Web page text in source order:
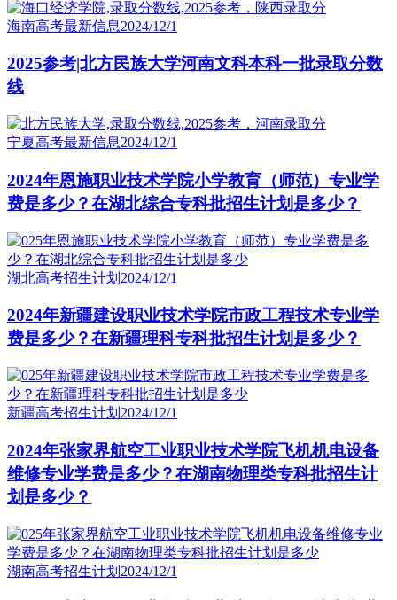
海南高考最新信息2024/12/1
2025参考|北方民族大学河南文科本科一批录取分数
线
宁夏高考最新信息2024/12/1
2024年恩施职业技术学院小学教育（师范）专业学
费是多少？在湖北综合专科批招生计划是多少？
湖北高考招生计划 2024/12/1
2024年新疆建设职业技术学院市政工程技术专业学
费是多少？在新疆理科专科批招生计划是多少？
新疆高考招生计划 2024/12/1
2024年张家界航空工业职业技术学院飞机机电设备
维修专业学费是多少？在湖南物理类专科批招生计
划是多少？
湖南高考招生计划 2024/12/1